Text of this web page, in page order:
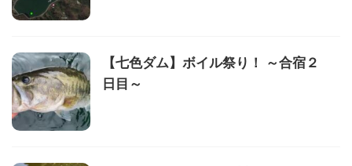
【七色ダム】ボイル祭り！ ～合宿２
日目～